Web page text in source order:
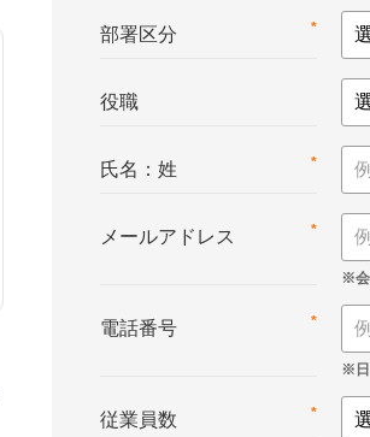
*
部署区分
役職
*
氏名：姓
*
メールアドレス
*
電話番号
*
従業員数